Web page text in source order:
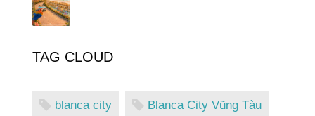
TAG CLOUD
blanca city Blanca City Vũng Tàu